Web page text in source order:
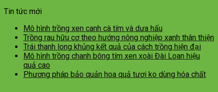
Tin tức mới
Mô hình trồng xen canh cà tím và dưa hấu
Trồng rau hữu cơ theo hướng nông nghiệp xanh thân thiện
Trái thanh long khủng kết quả của cách trồng hiện đại
Mô hình trồng chanh bông tím xen xoài Đài Loan hiệu
quả cao
Phương pháp bảo quản hoa quả tươi ko dùng hóa chất